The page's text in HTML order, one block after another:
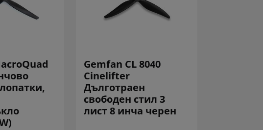
Gemfan CL 8040
Cinelifter
Дълготраен
свободен стил 3
лист 8 инча черен